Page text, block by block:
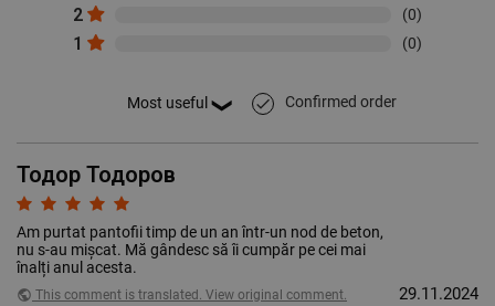
2 (0)
1 (0)
done Confirmed order
Тодор Тодоров
Am purtat pantofii timp de un an într-un nod de beton,
nu s-au mișcat. Mă gândesc să îi cumpăr pe cei mai
înalți anul acesta.
public This comment is translated. View original comment. 29.11.2024